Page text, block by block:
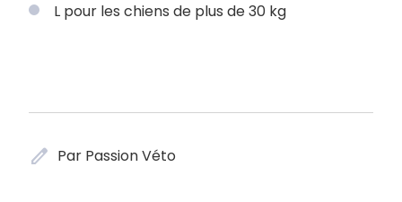
L pour les chiens de plus de 30 kg
edit Par Passion Véto